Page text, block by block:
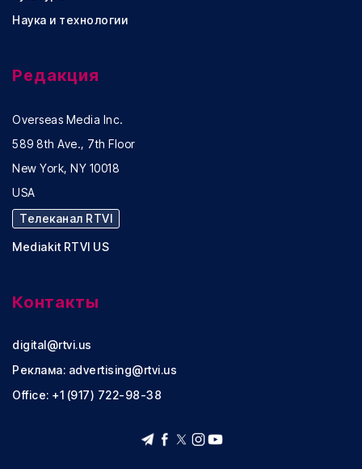
Наука и технологии
Редакция
Overseas Media Inc.
589 8th Ave., 7th Floor
New York, NY 10018
USA
Телеканал RTVI
Mediakit RTVI US
Контакты
digital@rtvi.us
Реклама: advertising@rtvi.us
Office: +1 (917) 722-98-38